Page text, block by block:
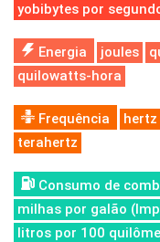
yobibytes por
Energia joules
quilowatts-hora
Frequência hertz
terahertz
Consumo de
milhas por galão
litros por 100